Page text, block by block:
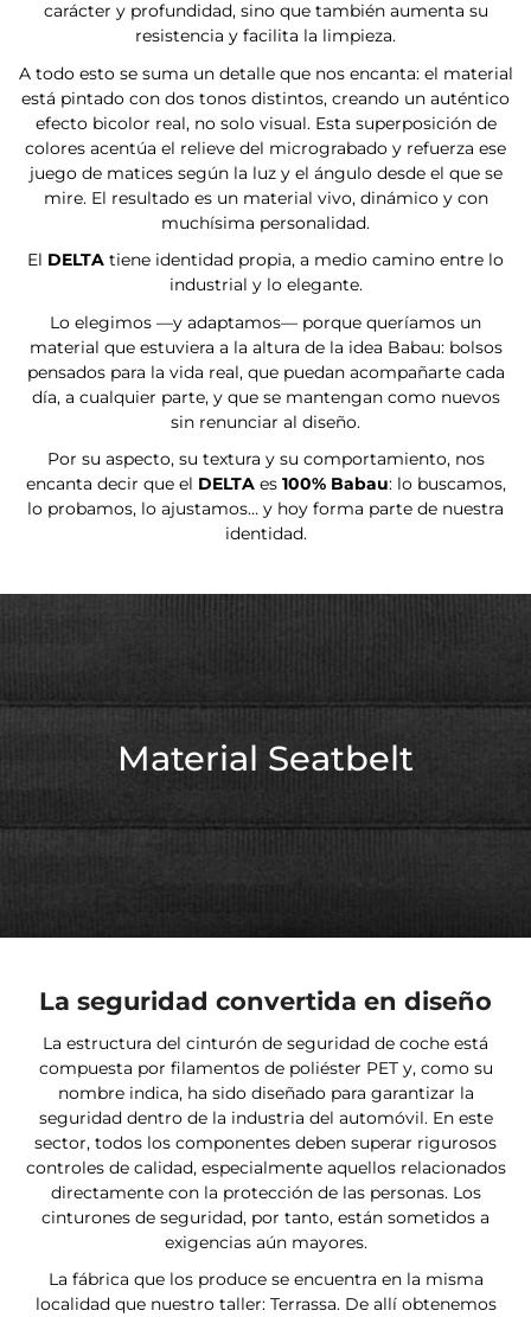
carácter y profundidad, sino que también aumenta su
resistencia y facilita la limpieza.
A todo esto se suma un detalle que nos encanta: el material
está pintado con dos tonos distintos, creando un auténtico
efecto bicolor real, no solo visual. Esta superposición de
colores acentúa el relieve del micrograbado y refuerza ese
juego de matices según la luz y el ángulo desde el que se
mire. El resultado es un material vivo, dinámico y con
muchísima personalidad.
El DELTA tiene identidad propia, a medio camino entre lo
industrial y lo elegante.
Lo elegimos —y adaptamos— porque queríamos un
material que estuviera a la altura de la idea Babau: bolsos
pensados para la vida real, que puedan acompañarte cada
día, a cualquier parte, y que se mantengan como nuevos
sin renunciar al diseño.
Por su aspecto, su textura y su comportamiento, nos
encanta decir que el DELTA es 100% Babau: lo buscamos,
lo probamos, lo ajustamos… y hoy forma parte de nuestra
identidad.
Material Seatbelt
La seguridad convertida en diseño
La estructura del cinturón de seguridad de coche está
compuesta por filamentos de poliéster PET y, como su
nombre indica, ha sido diseñado para garantizar la
seguridad dentro de la industria del automóvil. En este
sector, todos los componentes deben superar rigurosos
controles de calidad, especialmente aquellos relacionados
directamente con la protección de las personas. Los
cinturones de seguridad, por tanto, están sometidos a
exigencias aún mayores.
La fábrica que los produce se encuentra en la misma
localidad que nuestro taller: Terrassa. De allí obtenemos
No, I'm not Yes, I am